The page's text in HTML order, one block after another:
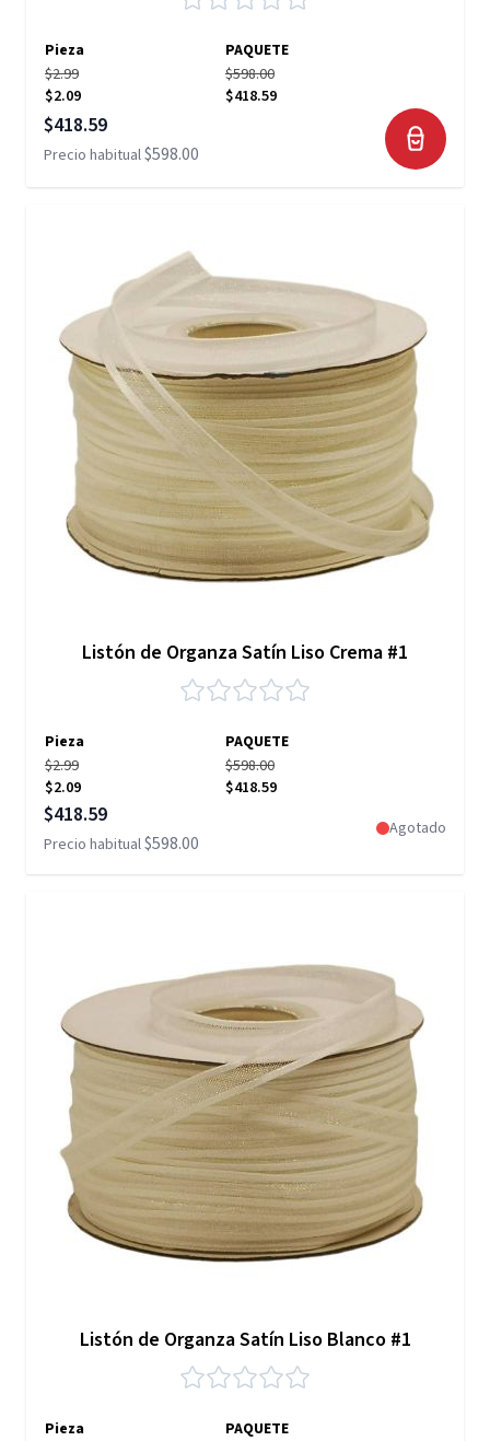
Pieza
PAQUETE
$2.99
$2.09
$598.00
$418.59
Precio especial
$418.59
Precio habitual$598.00
Listón de Organza Satín Liso Crema #1
Pieza
PAQUETE
$2.99
$2.09
$598.00
$418.59
Precio especial
$418.59
Precio habitual$598.00
Agotado
Listón de Organza Satín Liso Blanco #1
Pieza
PAQUETE